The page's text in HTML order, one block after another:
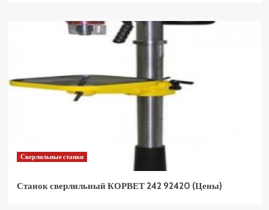
Сверлильные станки
Станок сверлильный КОРВЕТ 242 92420 (Цены)